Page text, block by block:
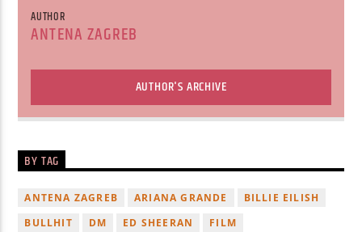
AUTHOR
ANTENA ZAGREB
AUTHOR'S ARCHIVE
BY TAG
ANTENA ZAGREB ARIANA GRANDE
BILLIE EILISH
BULLHIT
DM ED SHEERAN
FILM